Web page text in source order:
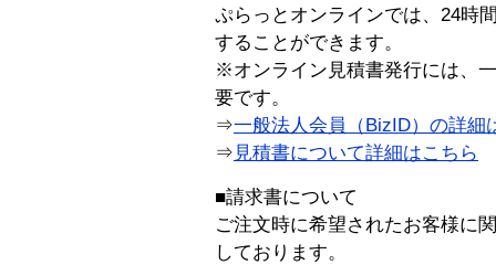
ぷらっとオンラインでは、24時
することができます。
※オンライン見積書発行には、
要です。
⇒一般法人会員（BizID）の詳細
⇒ 見積書について詳細はこちら
■請求書について
ご注文時に希望されたお客様に
しております。